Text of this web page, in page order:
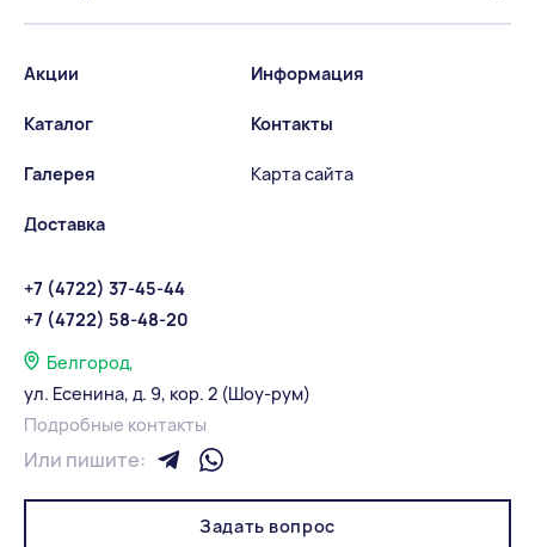
Акции
Каталог
Галерея
Доставка
Информация
Контакты
Карта сайта
+7 (4722) 37-45-44
+7 (4722) 58-48-20
Белгород,
ул. Есенина, д. 9, кор. 2 (Шоу-рум)
Подробные контакты
Или пишите:
Задать вопрос